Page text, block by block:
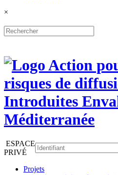
×
ESPACE
PRIVÉ
Projets